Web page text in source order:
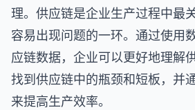
理。供应链是企业生产过程中最
容易出现问题的一环。通过使用
应链数据，企业可以更好地理解
找到供应链中的瓶颈和短板，并
来提高生产效率。